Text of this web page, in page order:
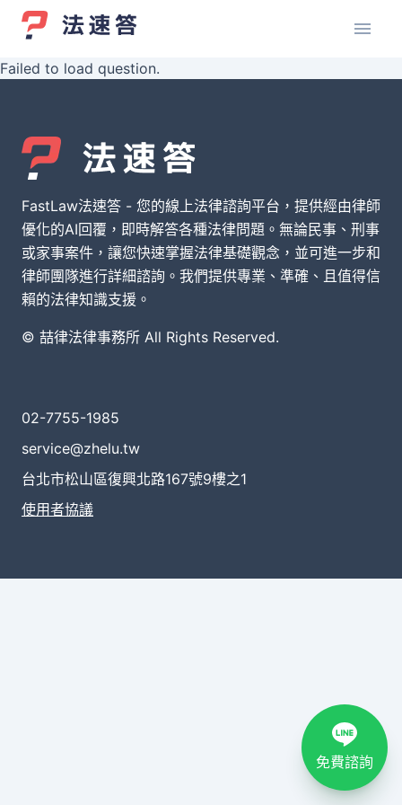
Failed to load question.
FastLaw法速答 - 您的線上法律諮詢平台，提供經由律師
優化的AI回覆，即時解答各種法律問題。無論民事、刑事
或家事案件，讓您快速掌握法律基礎觀念，並可進一步和
律師團隊進行詳細諮詢。我們提供專業、準確、且值得信
賴的法律知識支援。
© 喆律法律事務所 All Rights Reserved.
02-7755-1985
service@zhelu.tw
台北市松山區復興北路167號9樓之1
使用者協議
免費諮詢